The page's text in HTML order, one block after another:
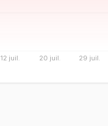
12 juil. 20 juil. 29 juil.